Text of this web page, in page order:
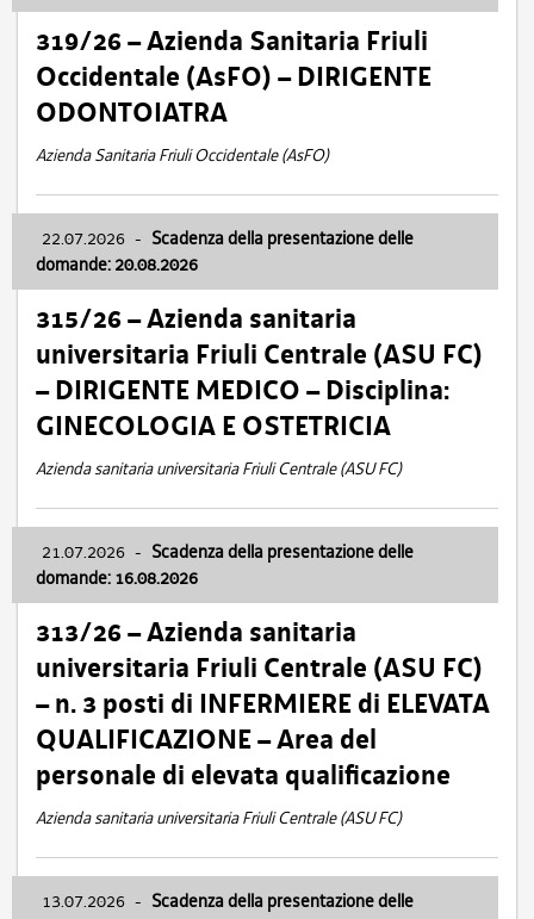
319/26 – Azienda Sanitaria Friuli
Occidentale (AsFO) – DIRIGENTE
ODONTOIATRA
Azienda Sanitaria Friuli Occidentale (AsFO)
22.07.2026 - Scadenza della presentazione delle
domande: 20.08.2026
315/26 – Azienda sanitaria
universitaria Friuli Centrale (ASU FC)
– DIRIGENTE MEDICO – Disciplina:
GINECOLOGIA E OSTETRICIA
Azienda sanitaria universitaria Friuli Centrale (ASU FC)
21.07.2026 - Scadenza della presentazione delle
domande: 16.08.2026
313/26 – Azienda sanitaria
universitaria Friuli Centrale (ASU FC)
– n. 3 posti di INFERMIERE di ELEVATA
QUALIFICAZIONE – Area del
personale di elevata qualificazione
Azienda sanitaria universitaria Friuli Centrale (ASU FC)
13.07.2026 - Scadenza della presentazione delle